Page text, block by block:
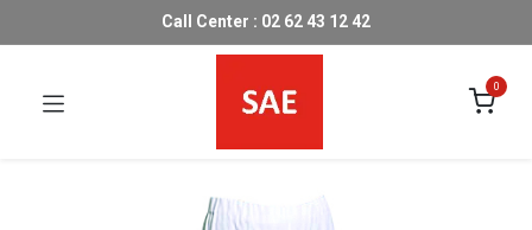
Call Center : 02 62 43 12 42
0